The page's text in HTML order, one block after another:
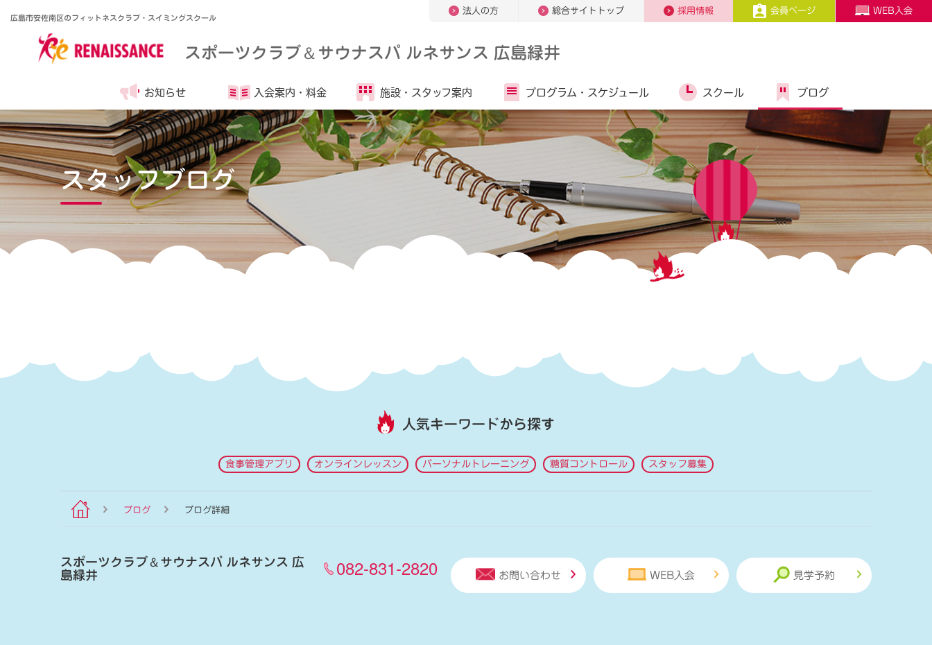
広島市安佐南区のフィットネスクラブ・スイミングスクール
法人の方 総合サイトトップ 採用情報 会員ページ WEB入会
スポーツクラブ＆サウナスパ ルネサンス 広島緑井
お知らせ 入会案内・ 料金 施設・ スタッフ案内 プログラム・ スケジュール スクール ブログ
スタッフブログ
人気キーワードから探す
食事管理アプリ オンラインレッスン パーソナルトレーニング 糖質コントロール スタッフ募集
ブログ ブログ詳細
スポーツクラブ＆サウナスパ ルネサンス 広
島緑井 082-831-2820 お問い合わせ WEB入会 見学予約